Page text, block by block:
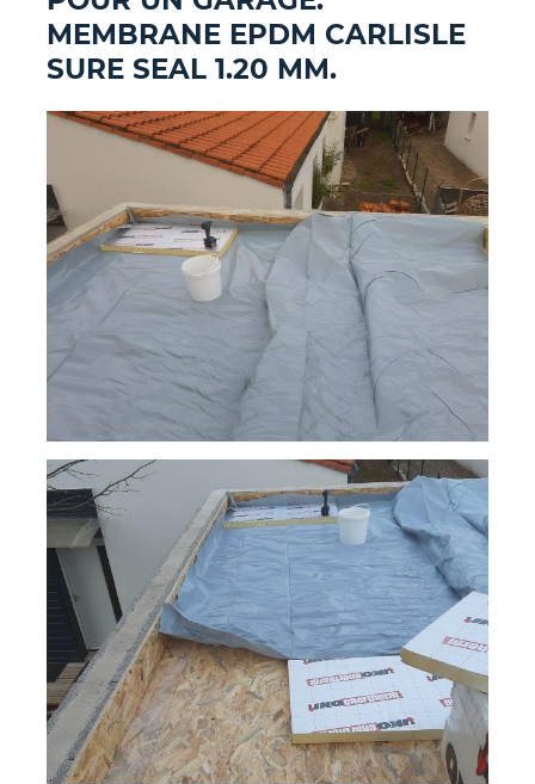
MEMBRANE EPDM CARLISLE
SURE SEAL 1.20 MM.